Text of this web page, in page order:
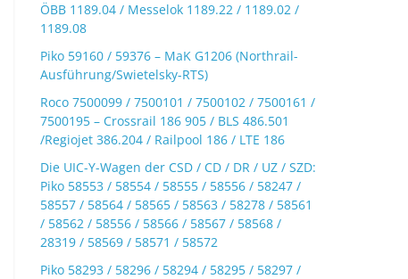
ÖBB 1189.04 / Messelok 1189.22 / 1189.02 /
1189.08
Piko 59160 / 59376 – MaK G1206 (Northrail-
Ausführung/Swietelsky-RTS)
Roco 7500099 / 7500101 / 7500102 / 7500161 /
7500195 – Crossrail 186 905 / BLS 486.501
/Regiojet 386.204 / Railpool 186 / LTE 186
Die UIC-Y-Wagen der CSD / CD / DR / UZ / SZD:
Piko 58553 / 58554 / 58555 / 58556 / 58247 /
58557 / 58564 / 58565 / 58563 / 58278 / 58561
/ 58562 / 58556 / 58566 / 58567 / 58568 /
28319 / 58569 / 58571 / 58572
Piko 58293 / 58296 / 58294 / 58295 / 58297 /